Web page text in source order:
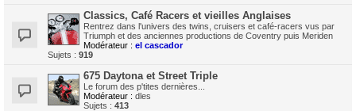
Classics, Café Racers et vieilles Anglaises
Rentrez dans l'univers des twins, cruisers et café-racers vus par
Triumph et des anciennes productions de Coventry puis Meriden
Modérateur : el cascador
Sujets : 919
675 Daytona et Street Triple
Le forum des p'tites dernières...
Modérateur : dles
Sujets : 413